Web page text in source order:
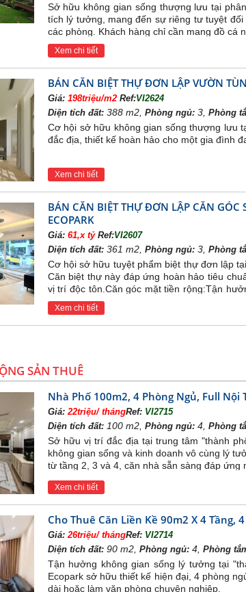
khoảnh khắc cuộc sống, đó chính là điều các chủ
nhiên thuần khiết nhưng đẳng cấp và tiện nghi.
Aqua Bayđược thiết kế gồm 3 ToàSky
(30 tầng), SKy2 (30 tầng), Sky3 (30 tầng),
46+, 58, 71, 90, 100, 105, 150, 150+, 200m2
ResidencesEcopark nằm tại phía Tây của phân khu
thấp tầng cao cấp Marina Waterfront residences và
tâm của phân khu Aqua Bay, chủ nhân cáccăn hộ
Marina Waterfront Part
Sports Arena
Siêu
mại mặt hồ
thiết yếu khác như: an ninh 24/24, khu nhà Câu lạc
bus Ecopark, 2 trường liên cấp song ngữ quốc tế
B-C-D).Các loại diện tích điển hình: 45m2,
ONSEN – ECOPARK
Swan Lake Onsen Ecopark– Resort khoáng nóng
trí vô cùng đắc địa, nằm trên cung đường rộng 30m
trọn vẹn cảnh quan hoàn hảo của công viên
Residences The Onsen còn được hưởng tắm
Sở hữu không gian sống thượng lưu tại
tích lý tưởng, mang đến sự riêng tư tuyệt
các phòng. Khách hàng chỉ cần mang đồ cá
Xem chi tiết
BÁN CĂN BIỆT THỰ ĐƠN LẬP VƯỜN
Giá: 198triệu/m2Ref:VI2624
Diện tích đất:388 m2, Phòng ngủ:3, Phòng
Cơ hội sở hữu không gian sống thượng lưu
đắc địa, thiết kế hoàn hảo cho một gia đình
Xem chi tiết
BÁN CĂN BIỆT THỰ ĐƠN LẬP CĂN GÓC
ECOPARK
Giá: 61,x tỷRef:VI2607
Diện tích đất:361 m2, Phòng ngủ:3, Phòng
Cơ hội sở hữu tuyệt phẩm biệt thự đơn lập
Căn biệt thự này đáp ứng hoàn hảo tiêu
vị trí độc tôn.Căn góc mặt tiền rộng:Tận
vào nhà.
Xem chi tiết
SẢN THUÊ
Nhà Phố 100m2, 4 Phòng Ngủ, Full Nội
Giá: 22triệu/ thángRef: VI2715
Diện tích đất:100 m2, Phòng ngủ:4, Phòng
Sở hữu vị trí đắc địa tại trung tâm "thành
không gian sống và kinh doanh vô cùng lý
từ tầng 2, 3 và 4, căn nhà sẵn sàng đáp ứng
Xem chi tiết
Cho Thuê Căn Liền Kề 90m2 X 4 Tầng,
Giá:26triệu/ thángRef: VI2714
Diện tích đất:90 m2, Phòng ngủ:4, Phòng
Tận hưởng không gian sống lý tưởng tại
Ecopark sở hữu thiết kế hiện đại, 4 phòng
dài hoặc làm văn phòng chuyên nghiệp.